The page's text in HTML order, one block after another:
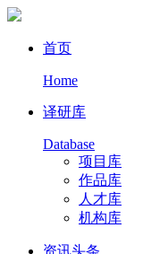
首页
Home
译研库
Database
项目库
作品库
人才库
机构库
资讯头条